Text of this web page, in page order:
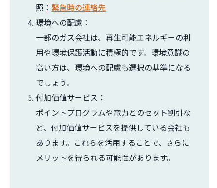
照： 緊急時の連絡先
環境への配慮：
一部のガス会社は、再生可能エネルギーの利
用や環境保護活動に積極的です。環境意識の
高い方は、環境への配慮も選択の基準になる
でしょう。
付加価値サービス：
ポイントプログラムや電力とのセット割引な
ど、付加価値サービスを提供している会社も
あります。これらを活用することで、さらに
メリットを得られる可能性があります。